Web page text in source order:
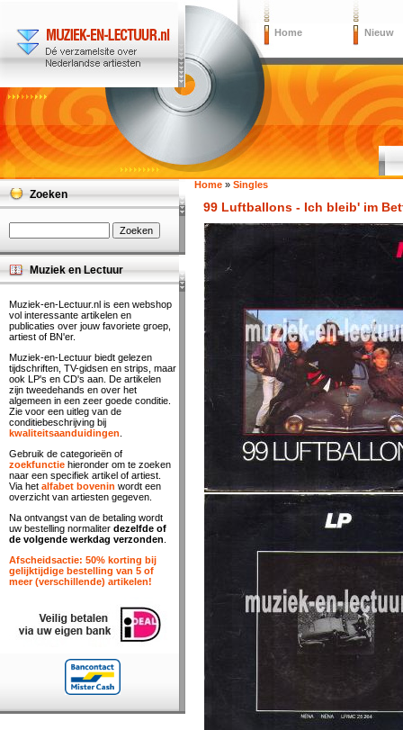
Home Nieuw
Home » Singles
99 Luftballons - Ich bleib' im
Zoeken
Muziek en Lectuur
Muziek-en-Lectuur.nl is een webshop
vol interessante artikelen en
publicaties over jouw favoriete groep,
artiest of BN'er.
Muziek-en-Lectuur biedt gelezen
tijdschriften, TV-gidsen en strips, maar
ook LP's en CD's aan. De artikelen
zijn tweedehands en over het
algemeen in een zeer goede conditie.
Zie voor een uitleg van de
conditiebeschrijving bij
kwaliteitsaanduidingen
Gebruik de categorieën of
zoekfunctie hieronder om te zoeken
naar een specifiek artikel of artiest.
Via het alfabet bovenin wordt een
overzicht van artiesten gegeven.
Na ontvangst van de betaling wordt
uw bestelling normaliter dezelfde of
de volgende werkdag verzonden
Afscheidsactie: 50% korting bij
gelijktijdige bestelling van 5 of
meer (verschillende) artikelen!